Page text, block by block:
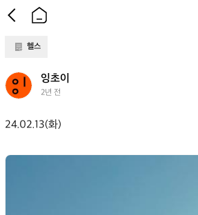
헬스
잉
초
잉초이
2년 전
24.02.13(화)
잉